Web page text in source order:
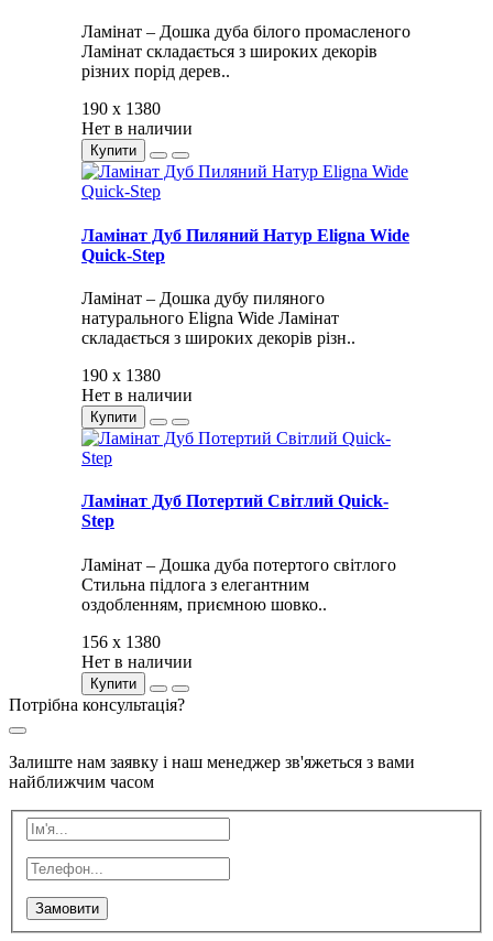
Ламінат – Дошка дуба білого промасленого
Ламінат складається з широких декорів
різних порід дерев..
190 x 1380
Нет в наличии
Купити
Ламінат Дуб Пиляний Натур Eligna Wide
Quick-Step
Ламінат – Дошка дубу пиляного
натурального Eligna Wide Ламінат
складається з широких декорів різн..
190 x 1380
Нет в наличии
Купити
Ламінат Дуб Потертий Світлий Quick-
Step
Ламінат – Дошка дуба потертого світлого
Стильна підлога з елегантним
оздобленням, приємною шовко..
156 x 1380
Нет в наличии
Купити
Потрібна консультація?
Залиште нам заявку і наш менеджер зв'яжеться з вами
найближчим часом
Замовити